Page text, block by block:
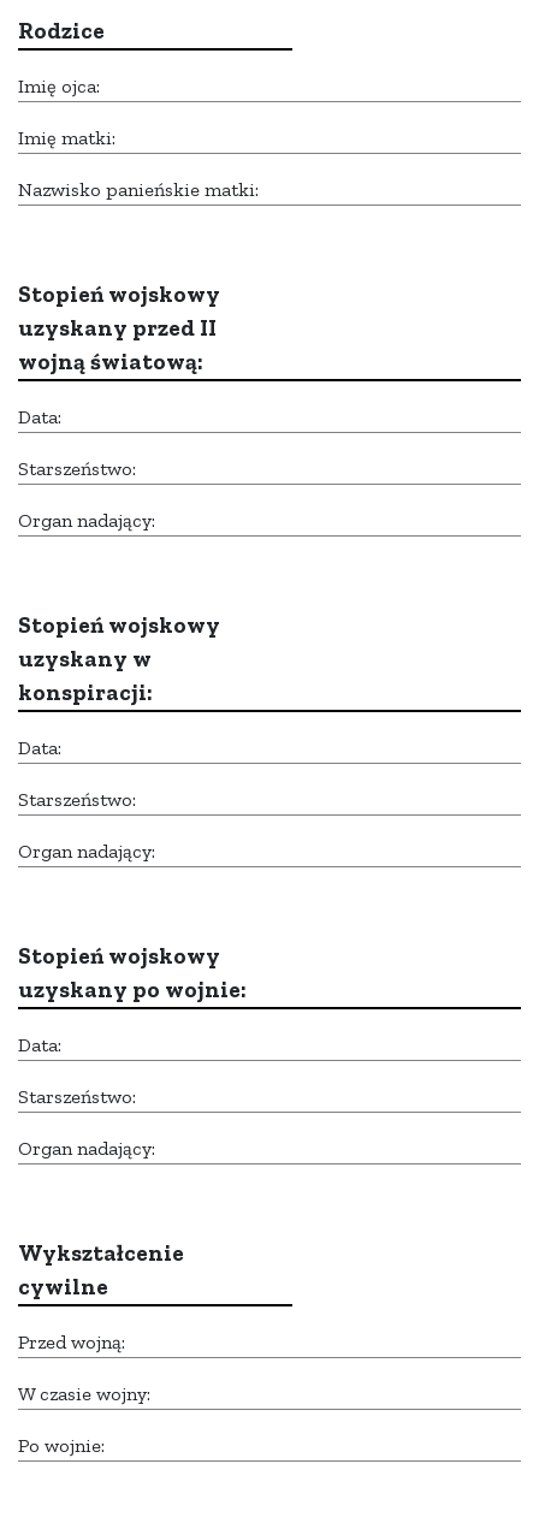
Rodzice
Imię ojca:
Imię matki:
Nazwisko panieńskie matki:
Stopień wojskowy
uzyskany przed II
wojną światową:
Data:
Starszeństwo:
Organ nadający:
Stopień wojskowy
uzyskany w
konspiracji:
Data:
Starszeństwo:
Organ nadający:
Stopień wojskowy
uzyskany po wojnie:
Data:
Starszeństwo:
Organ nadający:
Wykształcenie
cywilne
Przed wojną:
W czasie wojny:
Po wojnie: